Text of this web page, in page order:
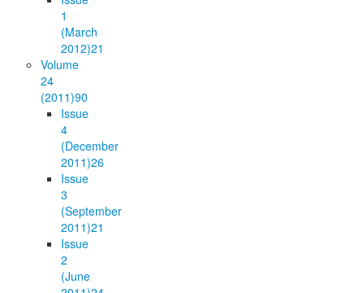
1
(March
2012)21
Volume
24
(2011)90
Issue
4
(December
2011)26
Issue
3
(September
2011)21
Issue
2
(June